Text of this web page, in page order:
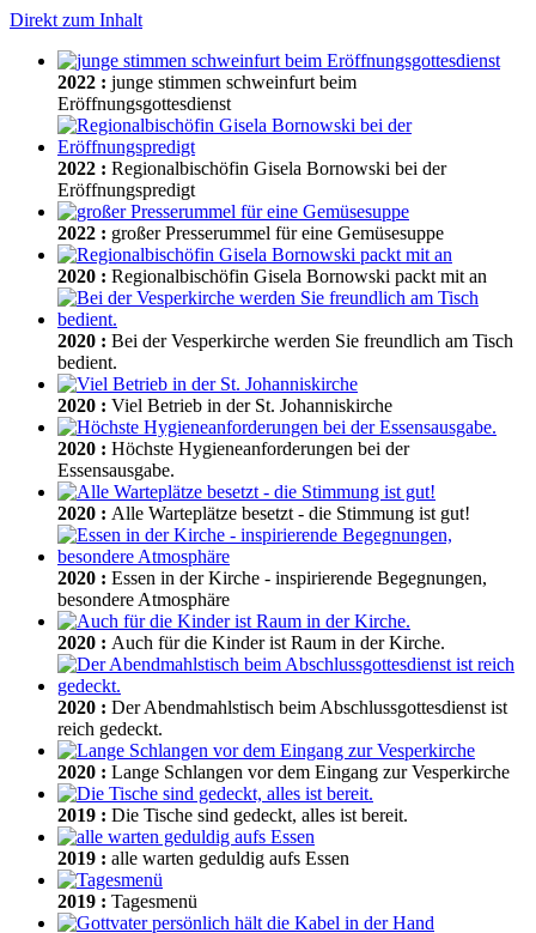
Direkt zum Inhalt
2022 : junge stimmen schweinfurt beim
Eröffnungsgottesdienst
2022 : Regionalbischöfin Gisela Bornowski bei der
Eröffnungspredigt
2022 : großer Presserummel für eine Gemüsesuppe
2020 : Regionalbischöfin Gisela Bornowski packt mit an
2020 : Bei der Vesperkirche werden Sie freundlich am Tisch
bedient.
2020 : Viel Betrieb in der St. Johanniskirche
2020 : Höchste Hygieneanforderungen bei der
Essensausgabe.
2020 : Alle Warteplätze besetzt - die Stimmung ist gut!
2020 : Essen in der Kirche - inspirierende Begegnungen,
besondere Atmosphäre
2020 : Auch für die Kinder ist Raum in der Kirche.
2020 : Der Abendmahlstisch beim Abschlussgottesdienst ist
reich gedeckt.
2020 : Lange Schlangen vor dem Eingang zur Vesperkirche
2019 : Die Tische sind gedeckt, alles ist bereit.
2019 : alle warten geduldig aufs Essen
2019 : Tagesmenü